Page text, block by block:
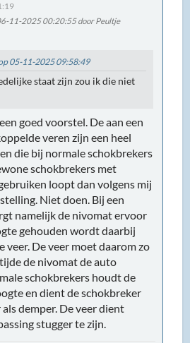
11-2025 00:20:55 door Peultje
05-11-2025 09:58:49
staat zijn zou ik die niet
goed voorstel. De aan een
veren zijn een heel
die bij normale schokbrekers
schokbrekers met
loopt dan volgens mij
Niet doen. Bij een
namelijk de nivomat ervoor
gehouden wordt daarbij
veer. De veer moet daarom zo
de nivomat de auto
schokbrekers houdt de
en dient de schokbreker
demper. De veer dient
stugger te zijn.